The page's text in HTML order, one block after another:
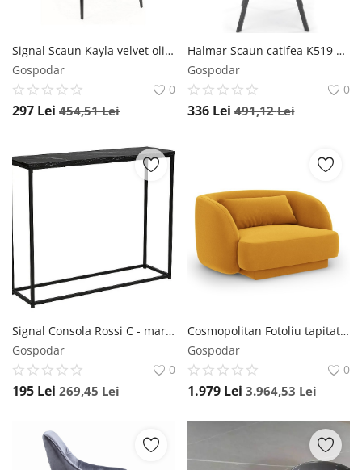
Signal Scaun Kayla velvet olive Blu77
Gospodar
0
297 Lei 454,51Lei
Halmar Scaun catifea K519 velvet gri
Gospodar
0
336 Lei 491,12Lei
Signal Consola Rossi C - marmura neagra/negru mat
Gospodar
0
195 Lei 269,45Lei
Cosmopolitan Fotoliu tapitat cu catifea Tulum
Gospodar
0
1.979 Lei 3.964,53Lei